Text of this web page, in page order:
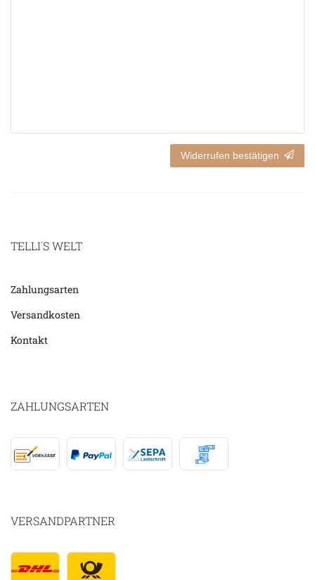
Widerrufen bestätigen
TELLI´S WELT
Zahlungsarten
Versandkosten
Kontakt
ZAHLUNGSARTEN
VERSANDPARTNER